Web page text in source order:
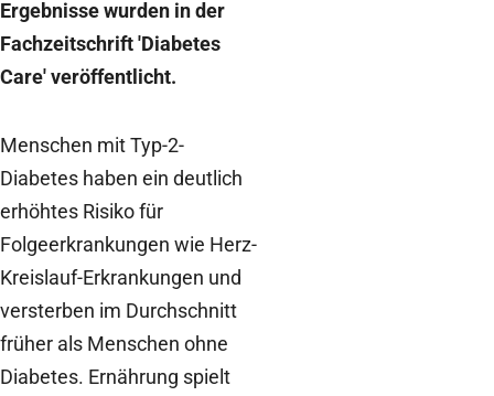
Ergebnisse wurden in der
Fachzeitschrift 'Diabetes
Care' veröffentlicht.
Menschen mit Typ-2-
Diabetes haben ein deutlich
erhöhtes Risiko für
Folgeerkrankungen wie Herz-
Kreislauf-Erkrankungen und
versterben im Durchschnitt
früher als Menschen ohne
Diabetes. Ernährung spielt